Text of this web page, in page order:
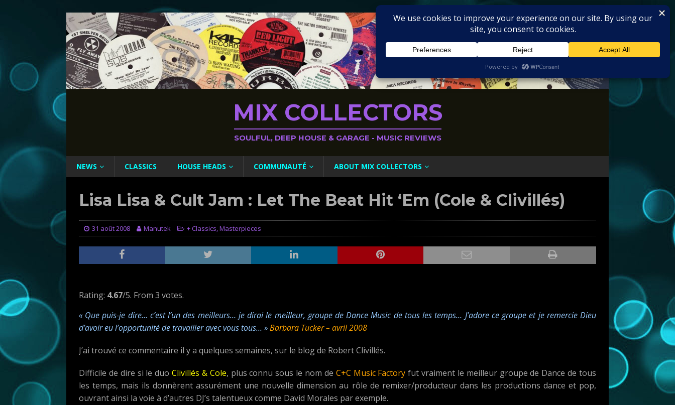
MIX COLLECTORS
SOULFUL, DEEP HOUSE & GARAGE - MUSIC REVIEWS
NEWS CLASSICS HOUSE HEADS COMMUNAUTÉ ABOUT MIX COLLECTORS
Lisa Lisa & Cult Jam : Let The Beat Hit ‘Em (Cole & Clivillés)
31 août 2008 Manutek + Classics,Masterpieces
Rating: 4.67/5. From 3 votes.
« Que puis-je dire… c’est l’un des meilleurs… je dirai le meilleur, groupe de Dance Music de tous les temps… J’adore ce groupe et je remercie Dieu
d’avoir eu l’opportunité de travailler avec vous tous… »Barbara Tucker – avril 2008
J’ai trouvé ce commentaire il y a quelques semaines, sur le blog de Robert Clivillés.
Difficile de dire si le duoClivillés & Cole, plus connu sous le nom de C+C Music Factory fut vraiment le meilleur groupe de Dance de tous
les temps, mais ils donnèrent assurément une nouvelle dimension au rôle de remixer/producteur dans les productions dance et pop,
ouvrant ainsi la voie à d’autres DJ’s talentueux comme David Morales par exemple.